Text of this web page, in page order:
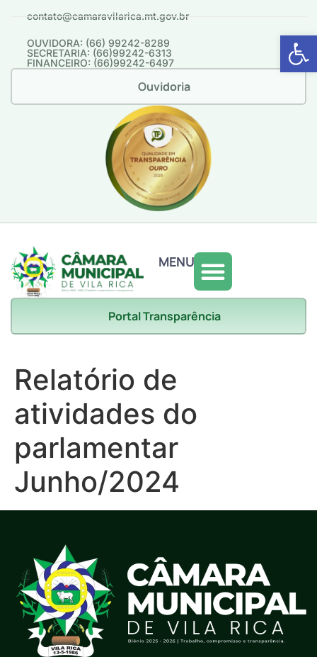
Abrir
contato@camaravilarica.mt.gov.br
OUVIDORA: (66) 99242-8289
SECRETARIA: (66)99242-6313
FINANCEIRO: (66)99242-6497
Ouvidoria
MENU
Portal Transparência
Relatório de
atividades do
parlamentar
Junho/2024